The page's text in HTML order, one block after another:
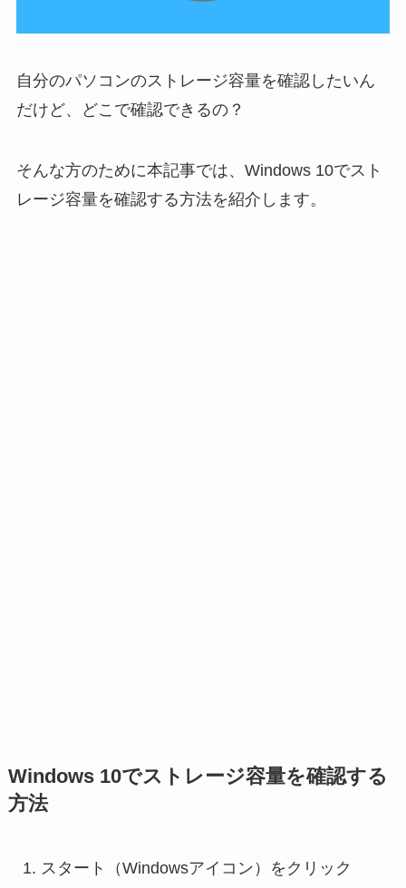
自分のパソコンのストレージ容量を確認したいん
だけど、どこで確認できるの？
そんな方のために本記事では、Windows 10でスト
レージ容量を確認する方法を紹介します。
Windows 10でストレージ容量を確認する
方法
スタート（Windowsアイコン）をクリック